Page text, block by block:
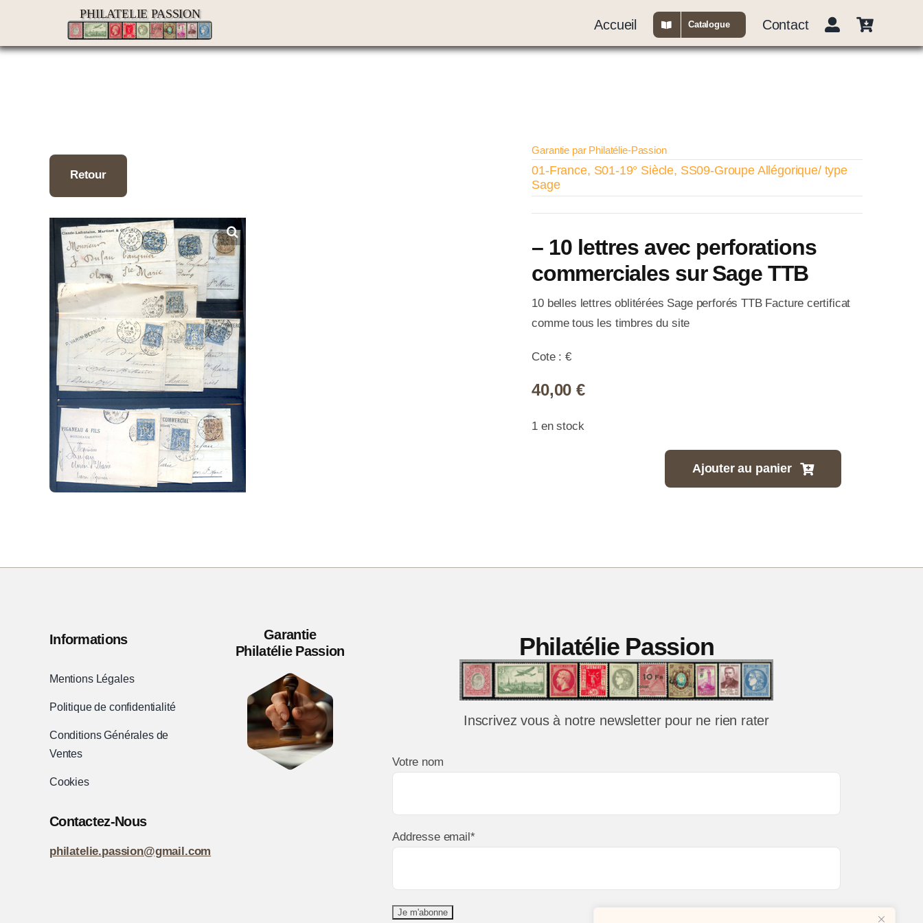
contenu
PHILATELIE PASSION
Accueil Catalogue Contact
Retour
Garantie par Philatélie-Passion
01-France, S01-19° Siècle, SS09-Groupe Allégorique/ type
Sage
– 10 lettres avec perforations
commerciales sur Sage TTB
10 belles lettres oblitérées Sage perforés TTB Facture certificat
comme tous les timbres du site
Cote : €
40,00 €
1 en stock
sur
Sage
TTB
Ajouter au panier
Informations
Mentions Légales
Politique de confidentialité
Conditions Générales de
Ventes
Cookies
Contactez-Nous
philatelie.passion@gmail.com
Garantie
Philatélie Passion
Philatélie Passion
Inscrivez vous à notre newsletter pour ne rien rater
Votre nom
Addresse email*